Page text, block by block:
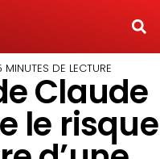
MINUTES DE LECTURE
Claude
le risque